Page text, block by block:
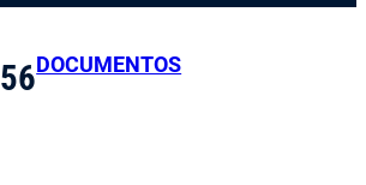
56DOCUMENTOS